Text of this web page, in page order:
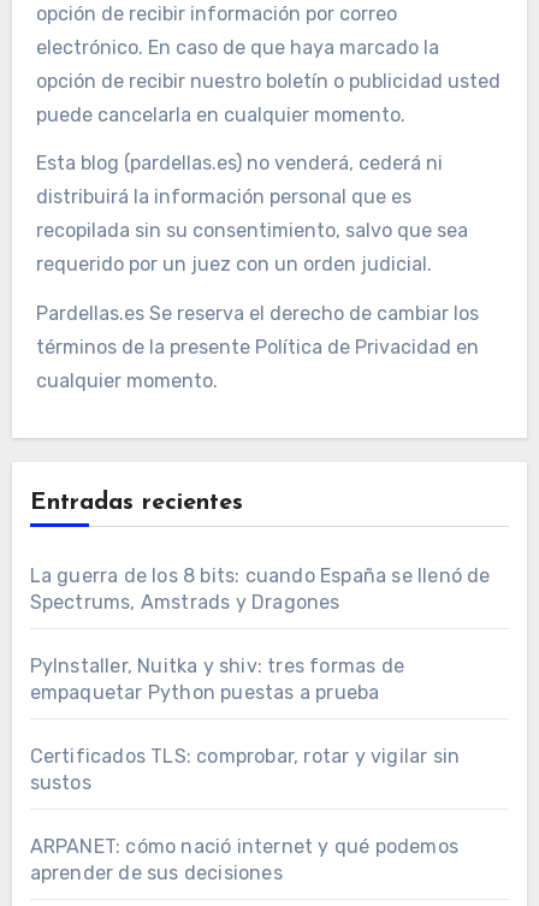
opción de recibir información por correo
electrónico. En caso de que haya marcado la
opción de recibir nuestro boletín o publicidad usted
puede cancelarla en cualquier momento.
Esta blog (pardellas.es) no venderá, cederá ni
distribuirá la información personal que es
recopilada sin su consentimiento, salvo que sea
requerido por un juez con un orden judicial.
Pardellas.es Se reserva el derecho de cambiar los
términos de la presente Política de Privacidad en
cualquier momento.
Entradas recientes
La guerra de los 8 bits: cuando España se llenó de
Spectrums, Amstrads y Dragones
PyInstaller, Nuitka y shiv: tres formas de
empaquetar Python puestas a prueba
Certificados TLS: comprobar, rotar y vigilar sin
sustos
ARPANET: cómo nació internet y qué podemos
aprender de sus decisiones